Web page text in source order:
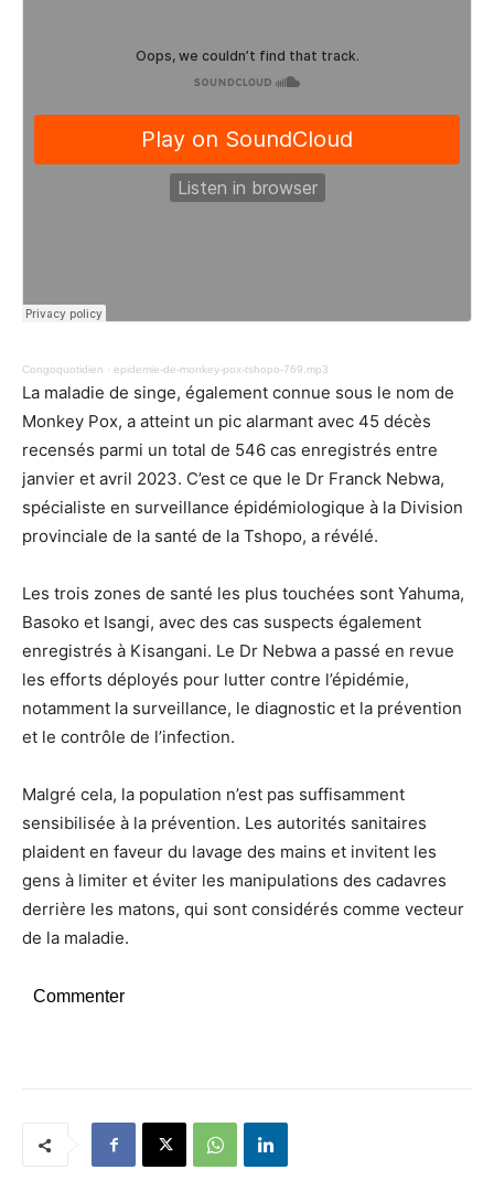
Congoquotidien · epidemie-de-monkey-pox-tshopo-769.mp3
La maladie de singe, également connue sous le nom de
Monkey Pox, a atteint un pic alarmant avec 45 décès
recensés parmi un total de 546 cas enregistrés entre
janvier et avril 2023. C’est ce que le Dr Franck Nebwa,
spécialiste en surveillance épidémiologique à la Division
provinciale de la santé de la Tshopo, a révélé.
Les trois zones de santé les plus touchées sont Yahuma,
Basoko et Isangi, avec des cas suspects également
enregistrés à Kisangani. Le Dr Nebwa a passé en revue
les efforts déployés pour lutter contre l’épidémie,
notamment la surveillance, le diagnostic et la prévention
et le contrôle de l’infection.
Malgré cela, la population n’est pas suffisamment
sensibilisée à la prévention. Les autorités sanitaires
plaident en faveur du lavage des mains et invitent les
gens à limiter et éviter les manipulations des cadavres
derrière les matons, qui sont considérés comme vecteur
de la maladie.
Commenter